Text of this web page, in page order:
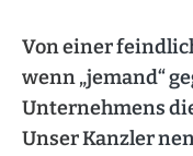
Von einer
wenn „jemand“
Unternehmens
Unser Kanzler